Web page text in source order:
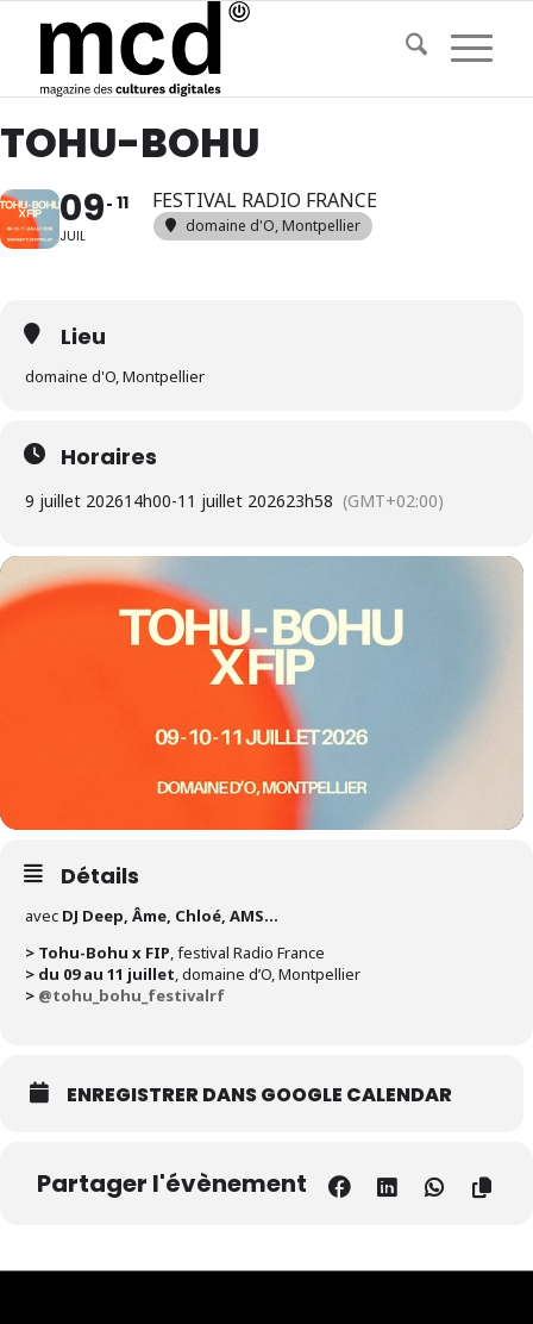
TOHU-BOHU
09
JUIL
11 FESTIVAL RADIO FRANCE
domaine d'O, Montpellier
Lieu
domaine d'O, Montpellier
Horaires
9 juillet 202614h00-11 juillet 202623h58 (GMT+02:00)
Détails
avec DJ Deep, Âme, Chloé, AMS…
> Tohu-Bohu x FIP , festival Radio France
> du 09 au 11 juillet , domaine d’O, Montpellier
> @tohu_bohu_festivalrf
ENREGISTRER DANS GOOGLE CALENDAR
Partager l'évènement